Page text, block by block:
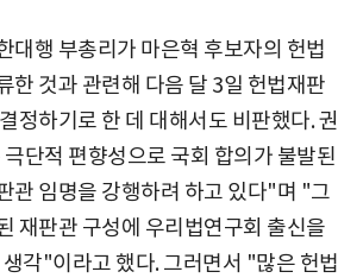
대행 부총리가 마은혁 후보자의 헌법
한 것과 관련해 다음 달 3일 헌법재판
정하기로 한 데 대해서도 비판했다. 권
단적 편향성으로 국회 합의가 불발된
관 임명을 강행하려 하고 있다"며 "그
재판관 구성에 우리법연구회 출신을
각"이라고 했다. 그러면서 "많은 헌법